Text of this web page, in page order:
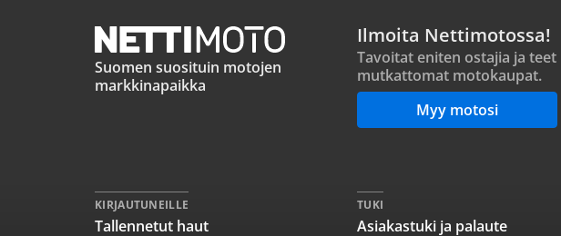
Suomen suosituin motojen
markkinapaikka
Ilmoita Nettimotossa!
Tavoitat eniten ostajia ja teet
mutkattomat motokaupat.
Myy motosi
KIRJAUTUNEILLE
Tallennetut haut
TUKI
Asiakastuki ja palaute